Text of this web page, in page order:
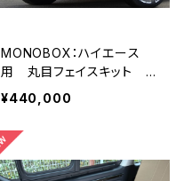
MONOBOX：ハイエース
用 丸目フェイスキット V
er3 TSSpセンサー対応
（標準ボディ）
¥440,000